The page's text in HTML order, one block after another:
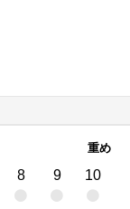
重め
8 9 10